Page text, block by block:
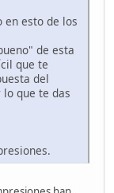
en esto de los
de esta
que te
del
que te das